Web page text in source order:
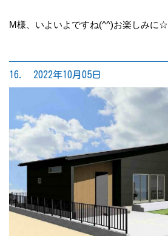
M様、いよいよですね(^^)お楽しみに☆
16. 2022年10月05日